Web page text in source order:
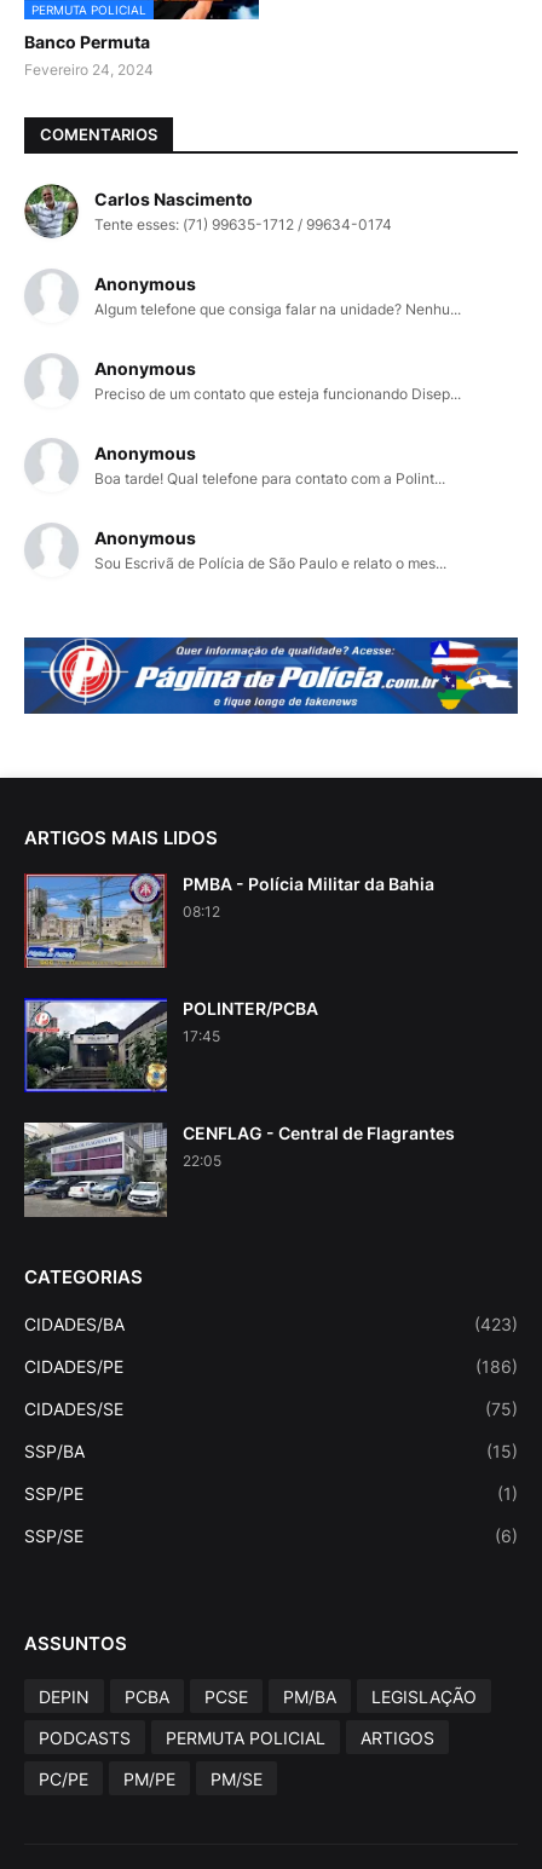
PERMUTA POLICIAL
Banco Permuta
Fevereiro 24, 2024
COMENTARIOS
Carlos Nascimento
Tente esses: (71) 99635-1712 / 99634-0174
Anonymous
Algum telefone que consiga falar na unidade? Nenhu...
Anonymous
Preciso de um contato que esteja funcionando Disep...
Anonymous
Boa tarde! Qual telefone para contato com a Polint...
Anonymous
Sou Escrivã de Polícia de São Paulo e relato o mes...
ARTIGOS MAIS LIDOS
PMBA - Polícia Militar da Bahia
08:12
POLINTER/PCBA
17:45
CENFLAG - Central de Flagrantes
22:05
CATEGORIAS
CIDADES/BA (423)
CIDADES/PE (186)
CIDADES/SE (75)
SSP/BA (15)
SSP/PE (1)
SSP/SE (6)
ASSUNTOS
DEPIN PCBA PCSE PM/BA
LEGISLAÇÃO
PODCASTS
PERMUTA POLICIAL
ARTIGOS
PC/PE
PM/PE PM/SE